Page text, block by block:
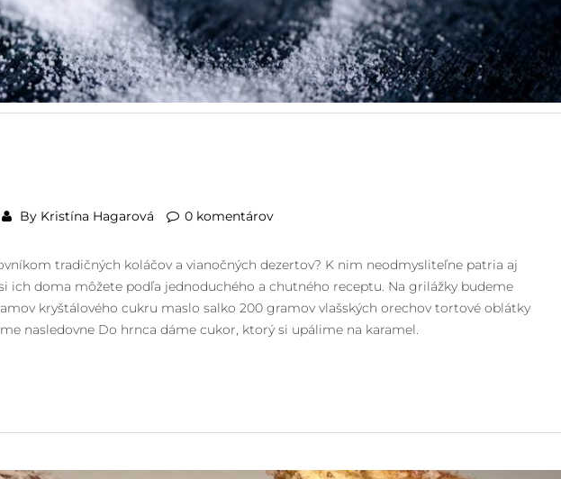
By Kristína Hagarová 0 komentárov
tradičných koláčov a vianočných dezertov? K nim neodmysliteľne patria aj
ich doma môžete podľa jednoduchého a chutného receptu. Na grilážky budeme
kryštálového cukru maslo salko 200 gramov vlašských orechov tortové oblátky
nasledovne Do hrnca dáme cukor, ktorý si upálime na karamel.